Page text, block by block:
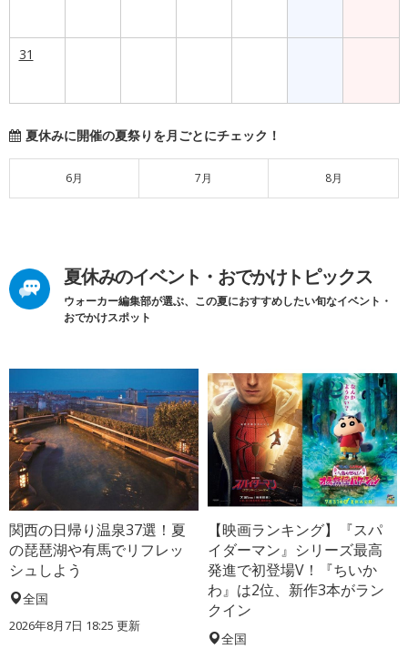
31
夏休みに開催の夏祭りを月ごとにチェック！
6月 7月 8月
夏休みのイベント・おでかけトピックス
ウォーカー編集部が選ぶ、この夏におすすめしたい旬なイベント・
おでかけスポット
関西の日帰り温泉37選！夏
の琵琶湖や有馬でリフレッ
シュしよう
全国
2026年8月7日 18:25 更新
【映画ランキング】『スパ
イダーマン』シリーズ最高
発進で初登場V！『ちいか
わ』は2位、新作3本がラン
クイン
全国